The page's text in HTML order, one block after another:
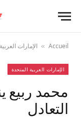
Accueil
» الإمارات
الإمارات العربية المتحدة
محمد ربيع
التعادل